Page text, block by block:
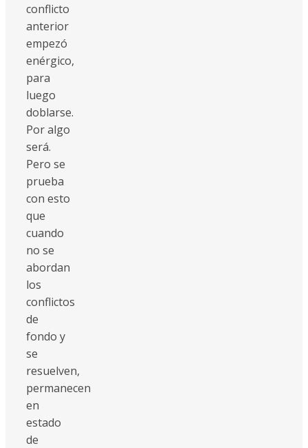
conflicto
anterior
empezó
enérgico,
para
luego
doblarse.
Por algo
será.
Pero se
prueba
con esto
que
cuando
no se
abordan
los
conflictos
de
fondo y
se
resuelven,
permanecen
en
estado
de